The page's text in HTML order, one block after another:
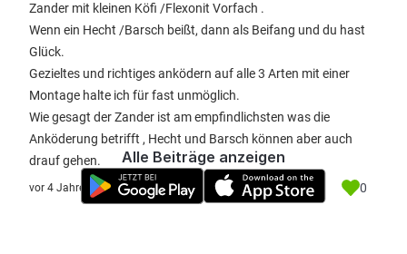
Zander mit kleinen Köfi /Flexonit Vorfach .
Wenn ein Hecht /Barsch beißt, dann als Beifang und du hast
Glück.
Gezieltes und richtiges anködern auf alle 3 Arten mit einer
Montage halte ich für fast unmöglich.
Wie gesagt der Zander ist am empfindlichsten was die
Anköderung betrifft , Hecht und Barsch können aber auch
drauf gehen.
vor 4 Jahre 0
Alle Beiträge anzeigen